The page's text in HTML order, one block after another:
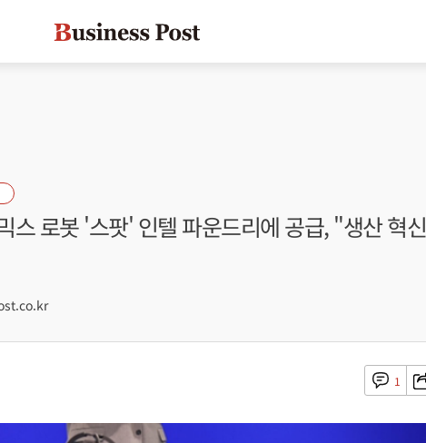
스 로봇 '스팟' 인텔 파운드리에 공급, "생산 혁신
1